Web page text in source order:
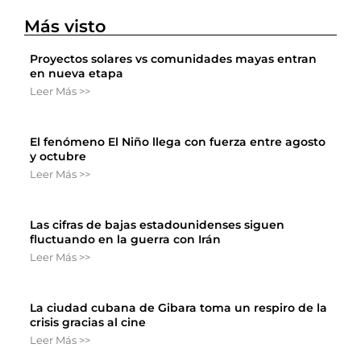
Más visto
Proyectos solares vs comunidades mayas entran
en nueva etapa
Leer Más >>
El fenómeno El Niño llega con fuerza entre agosto
y octubre
Leer Más >>
Las cifras de bajas estadounidenses siguen
fluctuando en la guerra con Irán
Leer Más >>
La ciudad cubana de Gibara toma un respiro de la
crisis gracias al cine
Leer Más >>